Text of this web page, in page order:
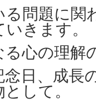
る問題に関
きます。
る心の理解
念日、成長
して。